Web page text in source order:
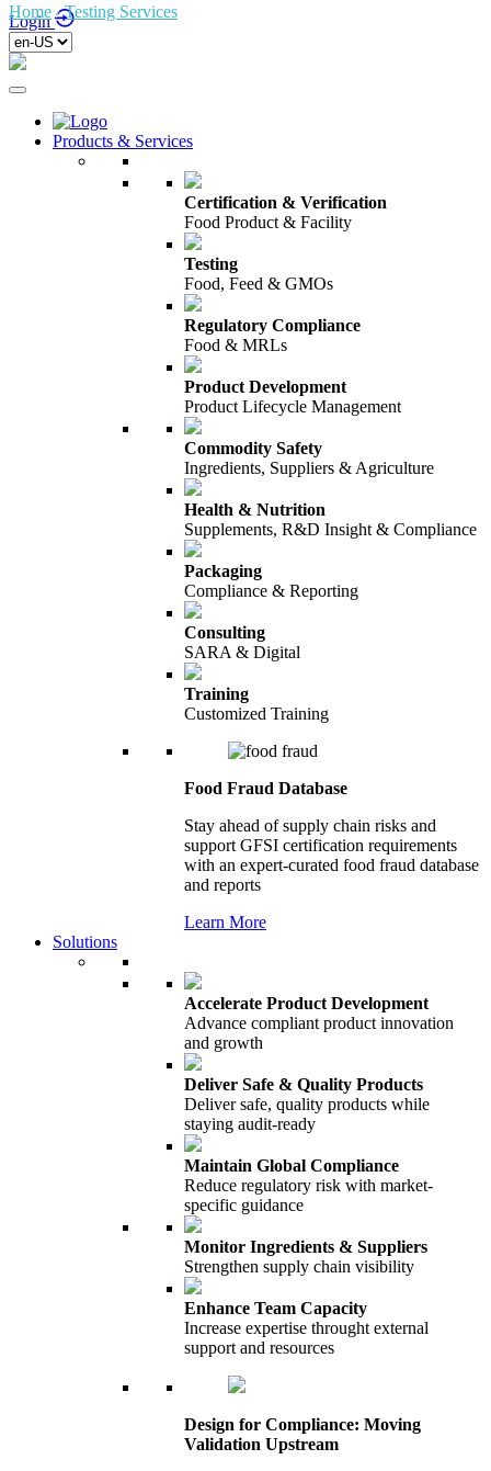
Login
Products & Services
Certification & Verification
Food Product & Facility
Testing
Food, Feed & GMOs
Regulatory Compliance
Food & MRLs
Product Development
Product Lifecycle Management
Commodity Safety
Ingredients, Suppliers & Agriculture
Health & Nutrition
Supplements, R&D Insight & Compliance
Packaging
Compliance & Reporting
Consulting
SARA & Digital
Training
Customized Training
Food Fraud Database
Stay ahead of supply chain risks and
support GFSI certification requirements
with an expert-curated food fraud database
and reports
Learn More
Solutions
Accelerate Product Development
Advance compliant product innovation
and growth
Deliver Safe & Quality Products
Deliver safe, quality products while
staying audit-ready
Maintain Global Compliance
Reduce regulatory risk with market-
specific guidance
Monitor Ingredients & Suppliers
Strengthen supply chain visibility
Enhance Team Capacity
Increase expertise throught external
support and resources
Design for Compliance: Moving
Validation Upstream
Home /Testing Services